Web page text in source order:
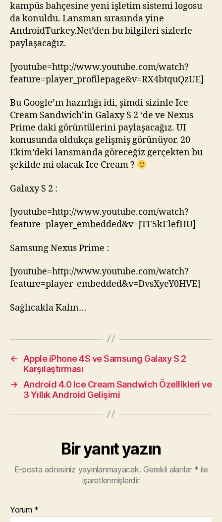
kampüs bahçesine yeni işletim sistemi logosu
da konuldu. Lansman sırasında yine
AndroidTurkey.Net’den bu bilgileri sizlerle
paylaşacağız.
[youtube=http://www.youtube.com/watch?
feature=player_profilepage&v=RX4btquQzUE]
Bu Google’ın hazırlığı idi, şimdi sizinle Ice
Cream Sandwich’in Galaxy S 2 ‘de ve Nexus
Prime daki görüntülerini paylaşacağız. UI
konusunda oldukça gelişmiş görünüyor. 20
Ekim’deki lansmanda göreceğiz gerçekten bu
şekilde mi olacak Ice Cream ?
Galaxy S 2 :
[youtube=http://www.youtube.com/watch?
feature=player_embedded&v=JTF5kFlefHU]
Samsung Nexus Prime :
[youtube=http://www.youtube.com/watch?
feature=player_embedded&v=DvsXyeY0HVE]
Sağlıcakla Kalın…
←
Apple iPhone 4S ve Samsung Galaxy S 2
Karşılaştırması
→
Android 4.0 Ice Cream Sandwich Özellikleri ve
3 Yıllık Android Gelişimi
Bir yanıt yazın
E-posta adresiniz yayınlanmayacak. Gerekli alanlar * ile
işaretlenmişlerdir
Yorum *